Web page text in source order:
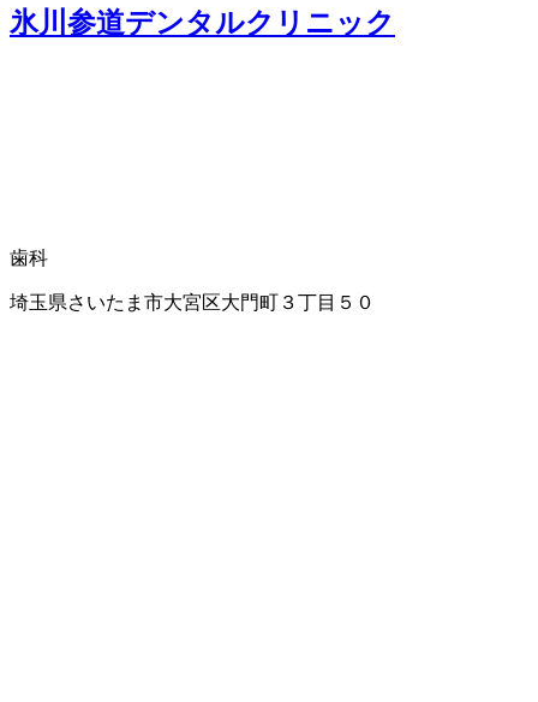
氷川参道デンタルクリニック
歯科
埼玉県さいたま市大宮区大門町３丁目５０